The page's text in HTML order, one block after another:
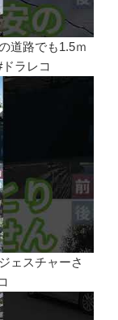
道路でも1.5ｍ
ラレコ
ェスチャーさ